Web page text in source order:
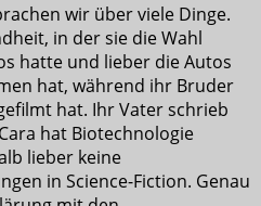
wir über viele Dinge.
in der sie die Wahl
hatte und lieber die Autos
hat, während ihr Bruder
hat. Ihr Vater schrieb
hat Biotechnologie
lieber keine
in Science-Fiction. Genau